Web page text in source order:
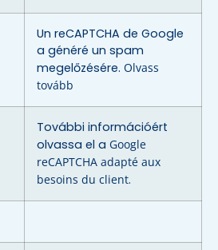
Un reCAPTCHA de Google
a généré un spam
megelőzésére. Olvass
tovább
További információért
olvassa el a Google
reCAPTCHA adapté aux
besoins du client.